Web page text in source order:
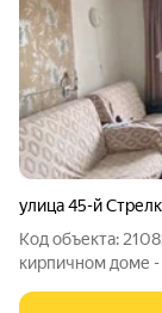
улица 45-й
Код объекта:
кирпичном доме